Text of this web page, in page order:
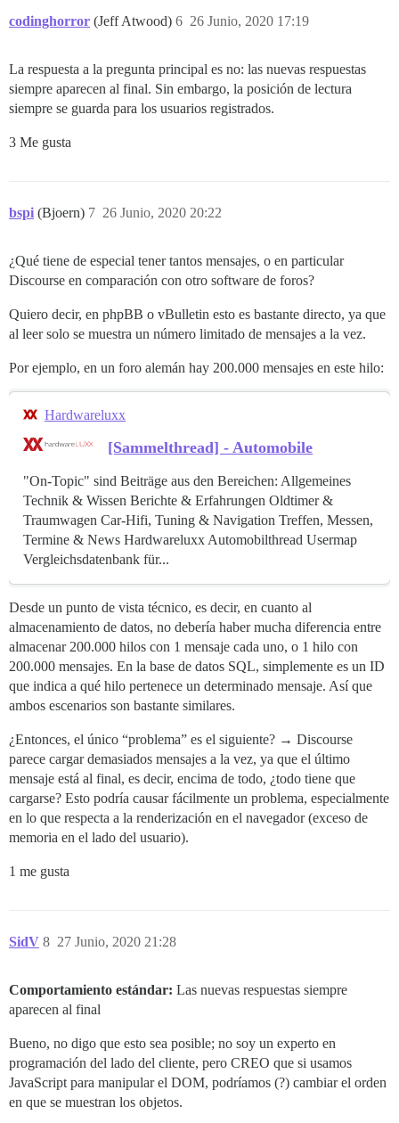
codinghorror (Jeff Atwood) 26 Junio, 2020 17:19
6
La respuesta a la pregunta principal es no: las nuevas respuestas
siempre aparecen al final. Sin embargo, la posición de lectura
siempre se guarda para los usuarios registrados.
3 Me gusta
bspi (Bjoern) 26 Junio, 2020 20:22
7
¿Qué tiene de especial tener tantos mensajes, o en particular
Discourse en comparación con otro software de foros?
Quiero decir, en phpBB o vBulletin esto es bastante directo, ya que
al leer solo se muestra un número limitado de mensajes a la vez.
Por ejemplo, en un foro alemán hay 200.000 mensajes en este hilo:
Hardwareluxx
[Sammelthread] - Automobile
"On-Topic" sind Beiträge aus den Bereichen: Allgemeines
Technik & Wissen Berichte & Erfahrungen Oldtimer &
Traumwagen Car-Hifi, Tuning & Navigation Treffen, Messen,
Termine & News Hardwareluxx Automobilthread Usermap
Vergleichsdatenbank für...
Desde un punto de vista técnico, es decir, en cuanto al
almacenamiento de datos, no debería haber mucha diferencia entre
almacenar 200.000 hilos con 1 mensaje cada uno, o 1 hilo con
200.000 mensajes. En la base de datos SQL, simplemente es un ID
que indica a qué hilo pertenece un determinado mensaje. Así que
ambos escenarios son bastante similares.
¿Entonces, el único “problema” es el siguiente? → Discourse
parece cargar demasiados mensajes a la vez, ya que el último
mensaje está al final, es decir, encima de todo, ¿todo tiene que
cargarse? Esto podría causar fácilmente un problema, especialmente
en lo que respecta a la renderización en el navegador (exceso de
memoria en el lado del usuario).
1 me gusta
SidV 27 Junio, 2020 21:28
8
Comportamiento estándar: Las nuevas respuestas siempre
aparecen al final
Bueno, no digo que esto sea posible; no soy un experto en
programación del lado del cliente, pero CREO que si usamos
JavaScript para manipular el DOM, podríamos (?) cambiar el orden
en que se muestran los objetos.